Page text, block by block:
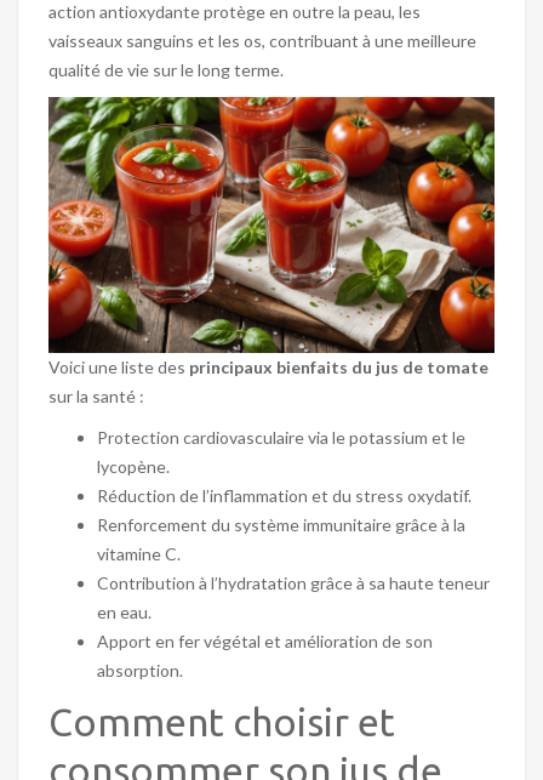
action antioxydante protège en outre la peau, les
vaisseaux sanguins et les os, contribuant à une meilleure
qualité de vie sur le long terme.
Voici une liste des principaux bienfaits du jus de tomate
sur la santé :
Protection cardiovasculaire via le potassium et le
lycopène.
Réduction de l’inflammation et du stress oxydatif.
Renforcement du système immunitaire grâce à la
vitamine C.
Contribution à l’hydratation grâce à sa haute teneur
en eau.
Apport en fer végétal et amélioration de son
absorption.
Comment choisir et
consommer son jus de